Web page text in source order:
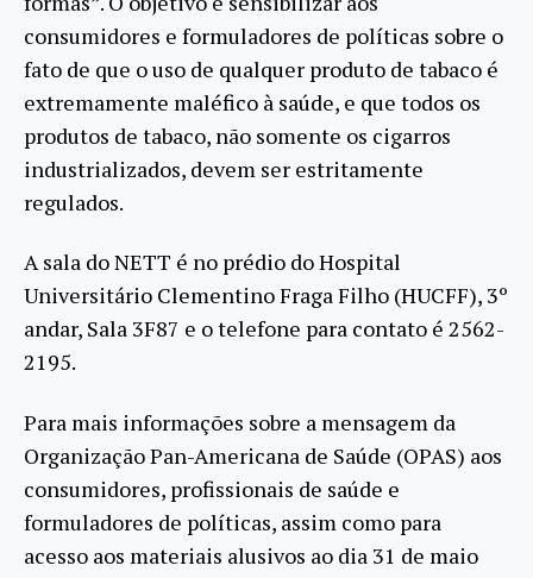
consumidores e formuladores de políticas sobre o
fato de que o uso de qualquer produto de tabaco é
extremamente maléfico à saúde, e que todos os
produtos de tabaco, não somente os cigarros
industrializados, devem ser estritamente
regulados.
A sala do NETT é no prédio do Hospital
Universitário Clementino Fraga Filho (HUCFF), 3º
andar, Sala 3F87 e o telefone para contato é 2562-
2195.
Para mais informações sobre a mensagem da
Organização Pan-Americana de Saúde (OPAS) aos
consumidores, profissionais de saúde e
formuladores de políticas, assim como para
acesso aos materiais alusivos ao dia 31 de maio